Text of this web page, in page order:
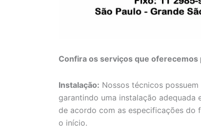
Confira os serviços que
Instalação: Nossos técnicos
garantindo uma instalação
de acordo com as especificações do
o início.